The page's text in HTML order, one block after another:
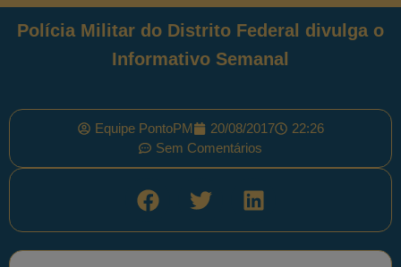
Polícia Militar do Distrito Federal divulga o
Informativo Semanal
Equipe PontoPM 20/08/2017
22:26
Sem Comentários